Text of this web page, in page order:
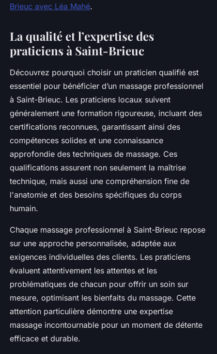
Brieuc avec Léa Mahé.
La qualité et l’expertise des
praticiens à Saint-Brieuc
Découvrez pourquoi choisir un praticien qualifié est
essentiel pour bénéficier d’un massage professionnel
à Saint-Brieuc. Les praticiens locaux suivent
généralement une formation rigoureuse, incluant des
certifications reconnues, garantissant ainsi des
compétences solides et une connaissance
approfondie des techniques de massage. Ces
qualifications assurent non seulement la maîtrise
technique, mais aussi une compréhension fine de
l'anatomie et des besoins spécifiques du corps
humain.
Chaque massage professionnel à Saint-Brieuc repose
sur une approche personnalisée, adaptée aux
exigences individuelles des clients. Les praticiens
évaluent attentivement les attentes et les
problématiques de chacun pour offrir un soin sur
mesure, optimisant les bienfaits du massage. Cette
attention particulière démontre une expertise
massage incontournable pour un moment de détente
efficace et durable.